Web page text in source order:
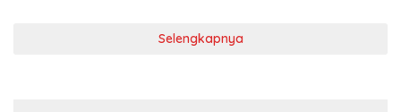
Selengkapnya